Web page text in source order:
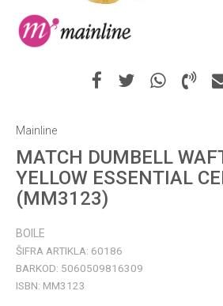
Mainline
MATCH DUMBELL
YELLOW ESSENTIAL
(MM3123)
BOILE
ŠIFRA ARTIKLA: 60186
BARKOD: 5060509816309
ISBN: MM3123